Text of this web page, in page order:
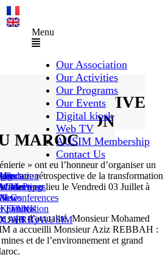
Menu
Our Association
Our Activities
Our Programs
TANK
By AUSIM
Our Events
Meetings
Conferences
Events
AFRICA
Digital kiosk
publication
Web TV
AUSIM Membership
Contact Us
RETROSPECTIVE
MAROC
» ont eu l’honneur d’organiser un
Lecture rétrospective de la transformation
a eu lieu le Vendredi 03 Juillet à
sujet d’actualité, Monsieur Mohamed
a accueilli Monsieur Aziz REBBAH :
et de l’environnement et grand